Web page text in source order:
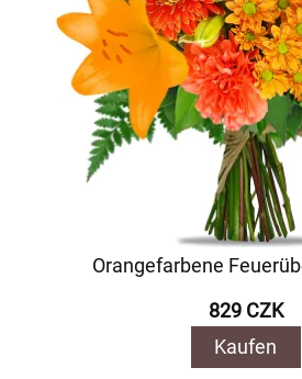
Orangefarbene
829 CZK
Kaufen